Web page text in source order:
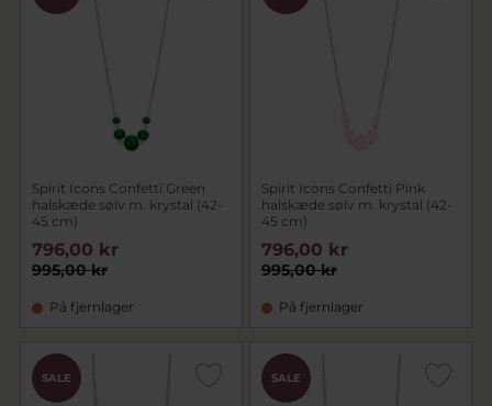
Spirit Icons Confetti Green
halskæde sølv m. krystal (42-
45 cm)
995,00 kr
796,00 kr
På fjernlager
Spirit Icons Confetti Pink
halskæde sølv m. krystal (42-
45 cm)
995,00 kr
796,00 kr
På fjernlager
SALE SALE